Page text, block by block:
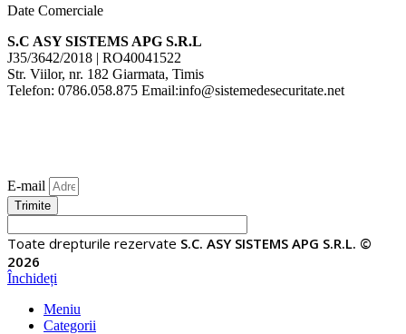
Date Comerciale
S.C ASY SISTEMS APG S.R.L
J35/3642/2018 | RO40041522
Str. Viilor, nr. 182 Giarmata, Timis
Telefon: 0786.058.875 Email:info@sistemedesecuritate.net
E-mail
Trimite
Toate drepturile rezervate S.C. ASY SISTEMS APG S.R.L. ©
2026
Închideți
Meniu
Categorii